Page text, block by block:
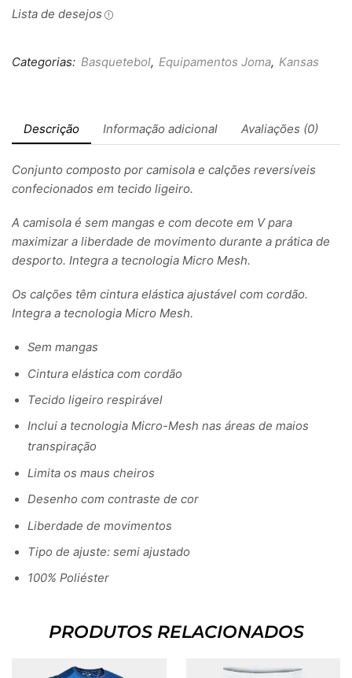
Lista de desejos
Categorias: Basquetebol, Equipamentos Joma, Kansas
Descrição Informação adicional Avaliações (0)
Conjunto composto por camisola e calções reversíveis
confecionados em tecido ligeiro.
A camisola é sem mangas e com decote em V para
maximizar a liberdade de movimento durante a prática de
desporto. Integra a tecnologia Micro Mesh.
Os calções têm cintura elástica ajustável com cordão.
Integra a tecnologia Micro Mesh.
Sem mangas
Cintura elástica com cordão
Tecido ligeiro respirável
Inclui a tecnologia Micro-Mesh nas áreas de maios
transpiração
Limita os maus cheiros
Desenho com contraste de cor
Liberdade de movimentos
Tipo de ajuste: semi ajustado
100% Poliéster
PRODUTOS RELACIONADOS